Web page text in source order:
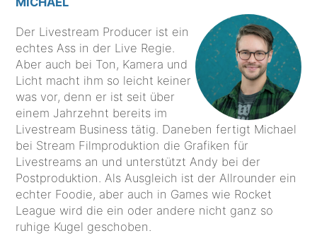
Der Livestream Producer ist ein
echtes Ass in der Live Regie.
Aber auch bei Ton, Kamera und
Licht macht ihm so leicht keiner
was vor, denn er ist seit über
einem Jahrzehnt bereits im
Livestream Business tätig. Daneben fertigt Michael
bei Stream Filmproduktion die Grafiken für
Livestreams an und unterstützt Andy bei der
Postproduktion. Als Ausgleich ist der Allrounder ein
echter Foodie, aber auch in Games wie Rocket
League wird die ein oder andere nicht ganz so
ruhige Kugel geschoben.